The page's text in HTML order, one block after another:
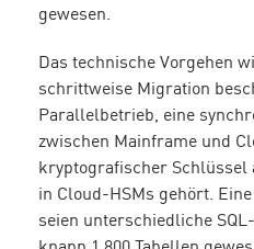
gewesen.
Das technische Vorgehen
schrittweise Migration
Parallelbetrieb, eine
zwischen Mainframe und
kryptografischer Schlüssel
in Cloud-HSMs gehört.
seien unterschiedliche